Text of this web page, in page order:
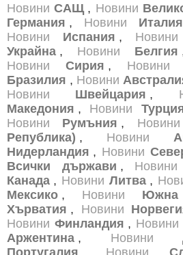
Новини САЩ , Новини
Германия , Новини Италия
Новини
Испания , Новини
Украйна , Новини Белгия
Новини
Сирия , Новини
Бразилия , Новини
Новини
Швейцария ,
Македония , Новини
Новини
Румъния , Новини
Република) , Новини
Нидерландия , Новини
Всички държави , Новини
Канада , Новини Литва ,
Мексико , Новини
Хърватия , Новини
Новини Финландия , Новини
Аржентина , Новини
Португалия
Новини